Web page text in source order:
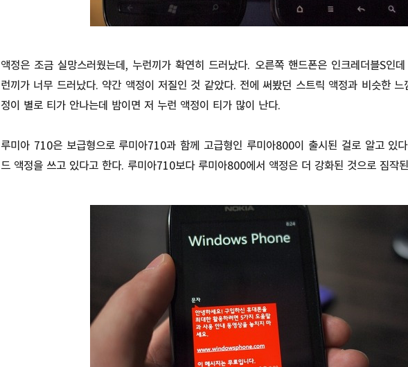
액정은 조금 실망스러웠는데, 누런끼가 확연히 드러났다. 오른쪽 핸드폰은 인크레더블S인
런끼가 너무 드러났다. 약간 액정이 저질인 것 같았다. 전에 써봤던 스트릭 액정과 비슷한
정이 별로 티가 안나는데 밤이면 저 누런 액정이 티가 많이 난다.
루미아 710은 보급형으로 루미아710과 함께 고급형인 루미아800이 출시된 걸로 알고 있
드 액정을 쓰고 있다고 한다. 루미아710보다 루미아800에서 액정은 더 강화된 것으로 짐작